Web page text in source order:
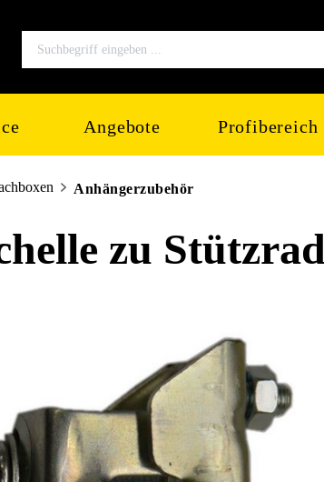
Angebote Profibereich
Anhängerzubehör
zu Stützrad